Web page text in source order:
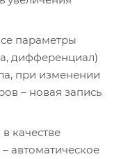
параметры
дифференциал)
при изменении
– новая запись
качестве
автоматическое